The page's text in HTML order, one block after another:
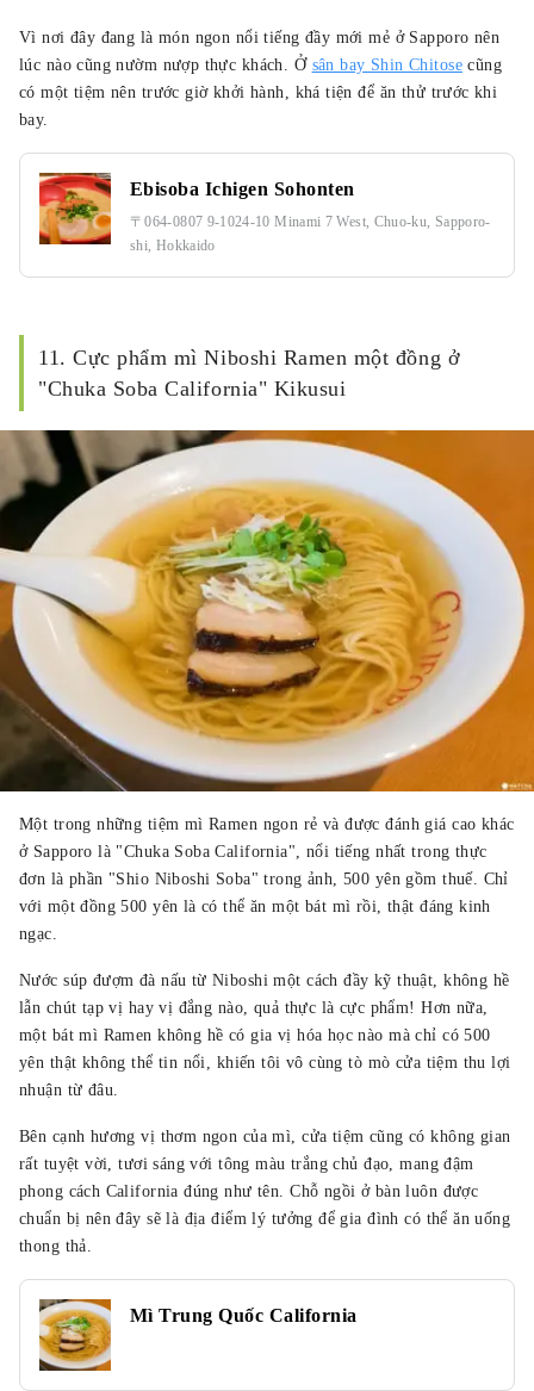
Vì nơi đây đang là món ngon nổi tiếng đầy mới mẻ ở Sapporo nên
lúc nào cũng nườm nượp thực khách. Ở sân bay Shin Chitosecũng
có một tiệm nên trước giờ khởi hành, khá tiện để ăn thử trước khi
bay.
Ebisoba Ichigen Sohonten
〒064-0807 9-1024-10 Minami 7 West, Chuo-ku, Sapporo-
shi, Hokkaido
11. Cực phẩm mì Niboshi Ramen một đồng ở
"Chuka Soba California" Kikusui
Một trong những tiệm mì Ramen ngon rẻ và được đánh giá cao khác
ở Sapporo là "Chuka Soba California", nổi tiếng nhất trong thực
đơn là phần "Shio Niboshi Soba" trong ảnh, 500 yên gồm thuế. Chỉ
với một đồng 500 yên là có thể ăn một bát mì rồi, thật đáng kinh
ngạc.
Nước súp đượm đà nấu từ Niboshi một cách đầy kỹ thuật, không hề
lẫn chút tạp vị hay vị đắng nào, quả thực là cực phẩm! Hơn nữa,
một bát mì Ramen không hề có gia vị hóa học nào mà chỉ có 500
yên thật không thể tin nổi, khiến tôi vô cùng tò mò cửa tiệm thu lợi
nhuận từ đâu.
Bên cạnh hương vị thơm ngon của mì, cửa tiệm cũng có không gian
rất tuyệt vời, tươi sáng với tông màu trắng chủ đạo, mang đậm
phong cách California đúng như tên. Chỗ ngồi ở bàn luôn được
chuẩn bị nên đây sẽ là địa điểm lý tưởng để gia đình có thể ăn uống
thong thả.
Mì Trung Quốc California